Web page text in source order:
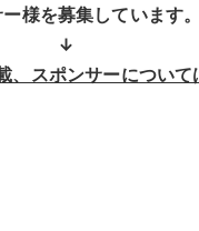
様を募集しています。
↓
、スポンサーについて